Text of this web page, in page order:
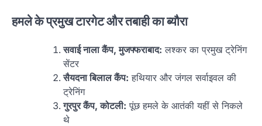
हमले के प्रमुख टारगेट और तबाही का ब्यौरा
सवाई नाला कैंप, मुजफ्फराबाद: लश्कर का प्रमुख ट्रेनिंग
सेंटर
सैयदना बिलाल कैंप: हथियार और जंगल सर्वाइवल की
ट्रेनिंग
गुरपुर कैंप, कोटली: पूंछ हमले के आतंकी यहीं से निकले
थे